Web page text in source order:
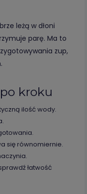
leżą w dłoni
parę. Ma to
zup,
kroku
ilość wody.
się równomiernie.
łatwość